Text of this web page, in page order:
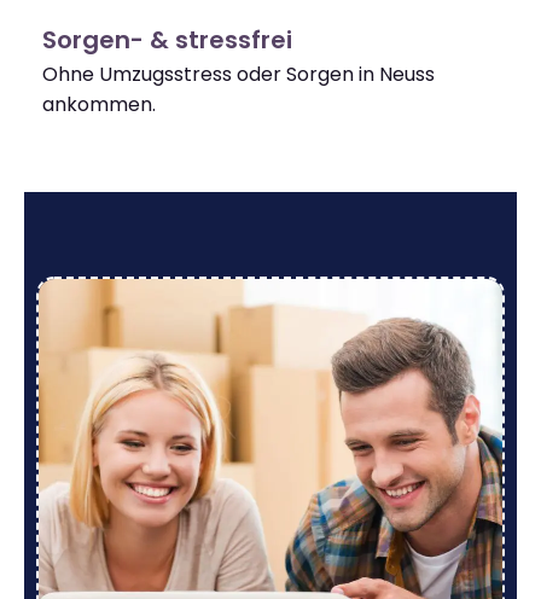
Sorgen- & stressfrei
Ohne Umzugsstress oder Sorgen in Neuss
ankommen.